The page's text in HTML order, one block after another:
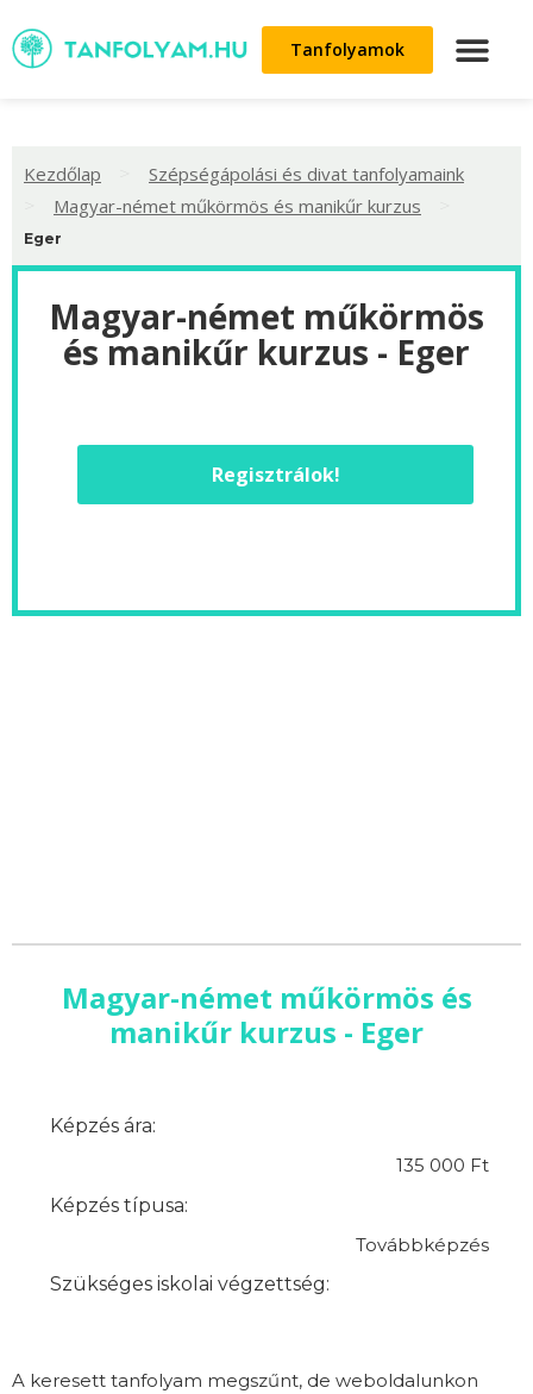
Tanfolyamok
Kezdőlap Szépségápolási és divat tanfolyamaink
Magyar-német műkörmös és manikűr kurzus
Eger
Magyar-német műkörmös
és manikűr kurzus - Eger
Regisztrálok!
Magyar-német műkörmös és
manikűr kurzus - Eger
Képzés ára:
135 000 Ft
Képzés típusa:
Továbbképzés
Szükséges iskolai végzettség:
A keresett tanfolyam megszűnt, de weboldalunkon